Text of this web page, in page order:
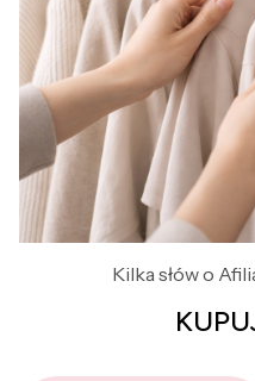
Kilka słów o